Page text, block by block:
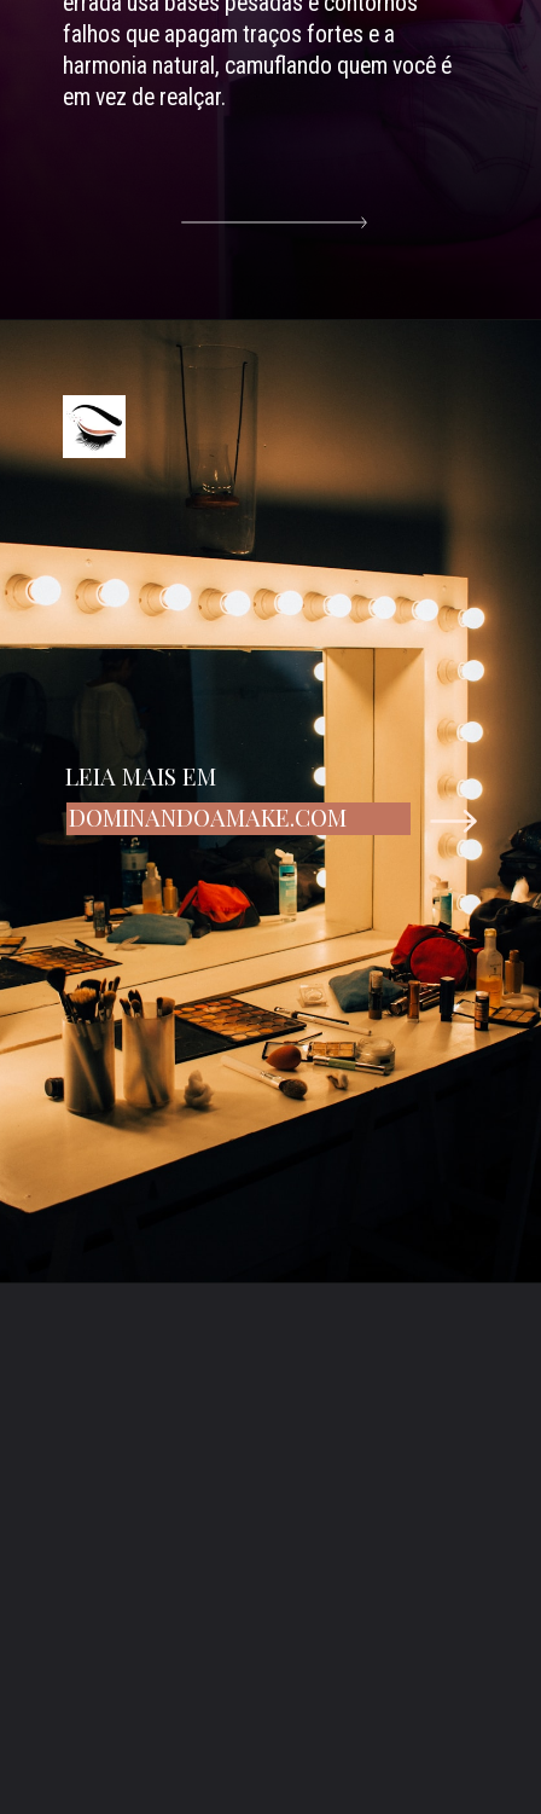
falhos que apagam traços fortes e a
harmonia natural, camuflando quem você é
em vez de realçar.
LEIA MAIS EM
DOMINANDOAMAKE.COM